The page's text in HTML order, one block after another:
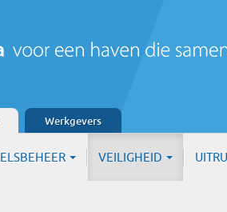
Werkgevers
VEILIGHEID